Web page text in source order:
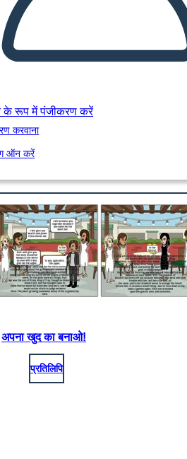
के रूप में पंजीकरण करें
करवाना
ऑन करें
अपना खुद का बनाओ!
प्रतिलिपि